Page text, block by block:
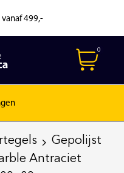
499,-
0
Gepolijst
Antraciet